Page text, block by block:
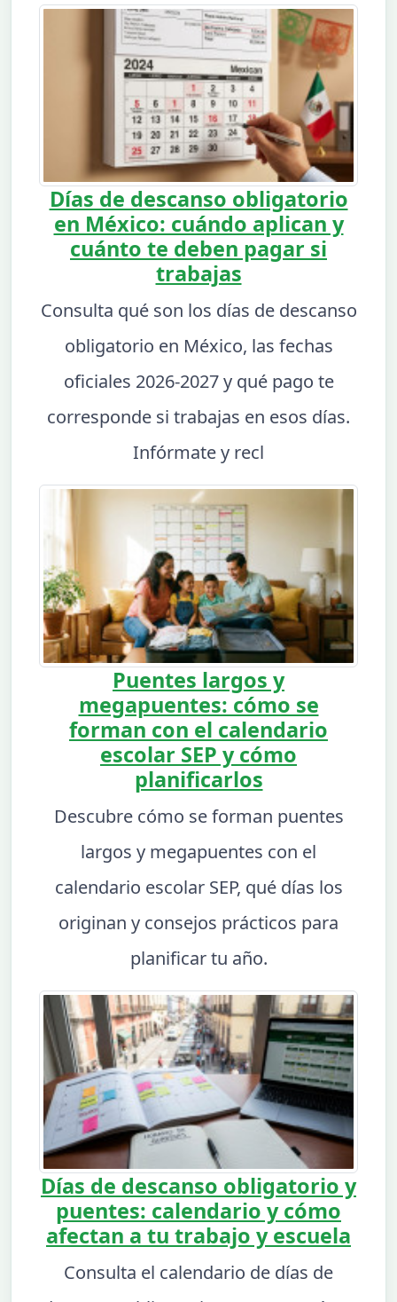
Días de descanso obligatorio
en México: cuándo aplican y
cuánto te deben pagar si
trabajas
Consulta qué son los días de descanso
obligatorio en México, las fechas
oficiales 2026-2027 y qué pago te
corresponde si trabajas en esos días.
Infórmate y recl
Puentes largos y
megapuentes: cómo se
forman con el calendario
escolar SEP y cómo
planificarlos
Descubre cómo se forman puentes
largos y megapuentes con el
calendario escolar SEP, qué días los
originan y consejos prácticos para
planificar tu año.
Días de descanso obligatorio y
puentes: calendario y cómo
afectan a tu trabajo y escuela
Consulta el calendario de días de